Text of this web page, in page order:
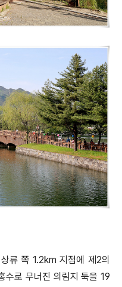
류 쪽 1.2km지점에 제 2의
수로 무너진 의림지 둑을19